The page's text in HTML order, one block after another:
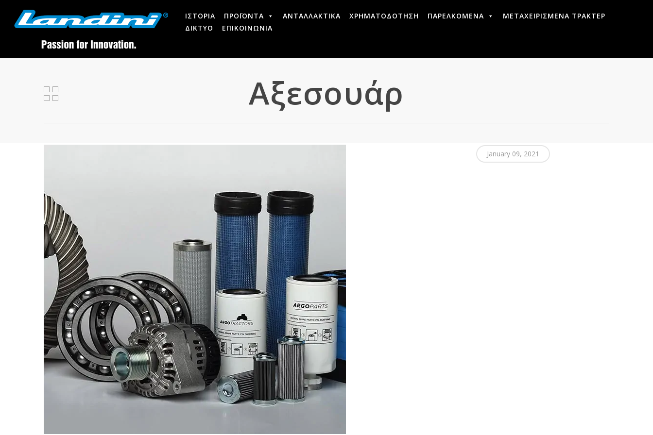
ΙΣΤΟΡΙΑ ΠΡΟΪΟΝΤΑ ΑΝΤΑΛΛΑΚΤΙΚΑ ΧΡΗΜΑΤΟΔΟΤΗΣΗ ΠΑΡΕΛΚΟΜΕΝΑ
ΜΕΤΑΧΕΙΡΙΣΜΕΝΑ ΤΡΑΚΤΕΡ
ΔΙΚΤΥΟ
ΕΠΙΚΟΙΝΩΝΙΑ
Αξεσουάρ
January 09, 2021